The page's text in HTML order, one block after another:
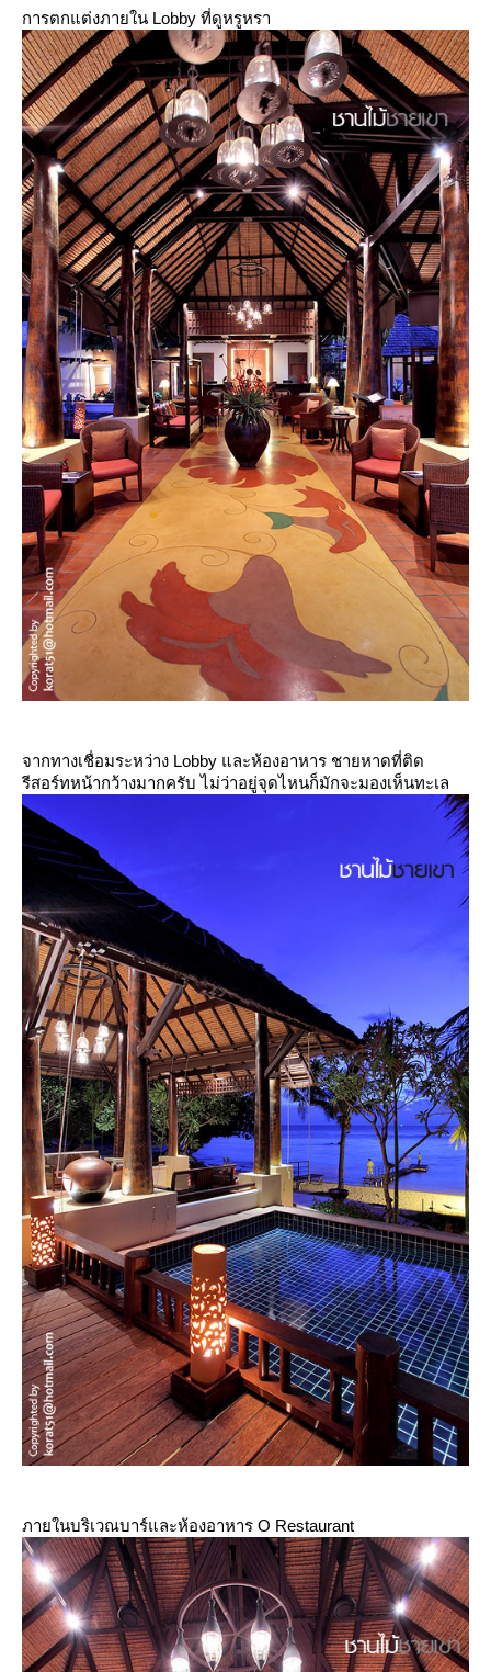
การตกแต่งภายใน Lobby ที่ดูหรูหรา
จากทางเชื่อมระหว่าง Lobby และห้องอาหาร ชายหาดที่ติด
รีสอร์ทหน้ากว้างมากครับ ไม่ว่าอยู่จุดไหนก็มักจะมองเห็นทะเล
ภายในบริเวณบาร์และห้องอาหาร O Restaurant